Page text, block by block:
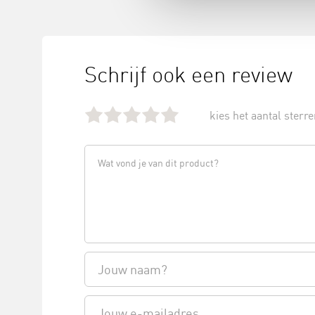
Schrijf ook een review
kies het aantal